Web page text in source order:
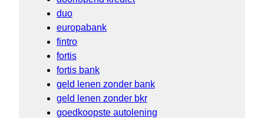
duo
europabank
fintro
fortis
fortis bank
geld lenen zonder bank
geld lenen zonder bkr
goedkoopste autolening